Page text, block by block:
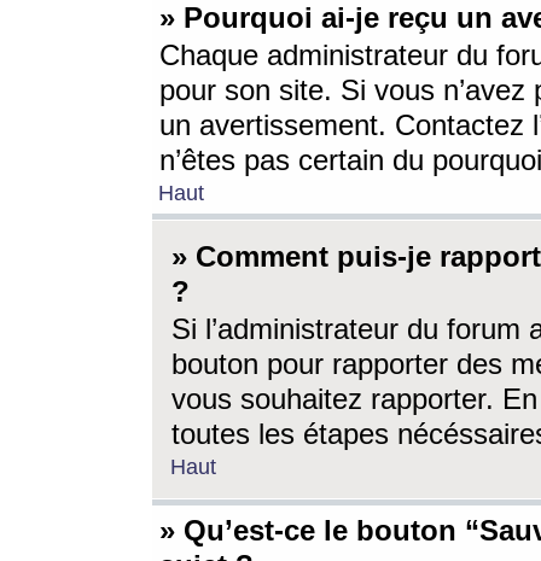
» Pourquoi ai-je reçu un
Chaque administrateur du
pour son site. Si vous
un avertissement. Contactez
n’êtes pas certain du
Haut
» Comment puis-je
?
Si l’administrateur du forum
bouton pour rapporter des
vous souhaitez rapporter.
toutes les étapes
Haut
» Qu’est-ce le bouton